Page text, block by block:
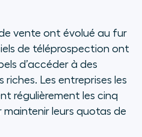
vente ont évolué au fur
de téléprospection ont
d’accéder à des
riches. Les entreprises les
régulièrement les cinq
leurs quotas de